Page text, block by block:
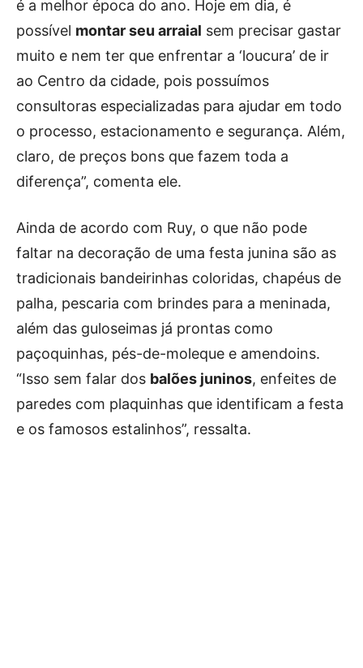
é a melhor época do ano. Hoje em dia, é
possível montar seu arraial sem precisar gastar
muito e nem ter que enfrentar a ‘loucura’ de ir
ao Centro da cidade, pois possuímos
consultoras especializadas para ajudar em todo
o processo, estacionamento e segurança. Além,
claro, de preços bons que fazem toda a
diferença”, comenta ele.
Ainda de acordo com Ruy, o que não pode
faltar na decoração de uma festa junina são as
tradicionais bandeirinhas coloridas, chapéus de
palha, pescaria com brindes para a meninada,
além das guloseimas já prontas como
paçoquinhas, pés-de-moleque e amendoins.
“Isso sem falar dos balões juninos, enfeites de
paredes com plaquinhas que identificam a festa
e os famosos estalinhos”, ressalta.